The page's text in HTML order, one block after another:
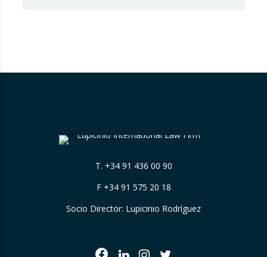
T. +34 91 436 00 90
F +34 91 575 20 18
Socio Director: Lupicinio Rodríguez